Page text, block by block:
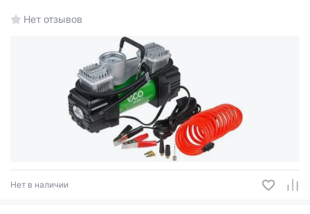
Нет отзывов
Нет в наличии